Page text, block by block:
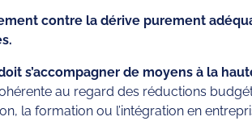
contre la dérive purement
s’accompagner de moyens à la
au regard des réductions
la formation ou l’intégration en